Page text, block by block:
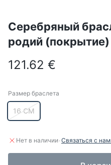
Серебряный
родий (покрытие)
121.62 €
Размер браслета
Размер браслета
16 СМ
Нет в наличии·Связаться с